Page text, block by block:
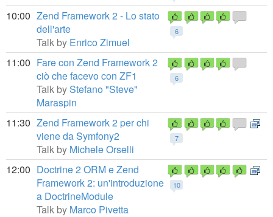
10:00
6
Zend Framework 2 - Lo stato
dell'arte
Talk by Enrico Zimuel
11:00
6
Fare con Zend Framework 2
ciò che facevo con ZF1
Talk byStefano "Steve"
Maraspin
11:30
7
Zend Framework 2 per chi
viene da Symfony2
Talk by Michele Orselli
12:00
10
Doctrine 2 ORM e Zend
Framework 2: un'introduzione
a DoctrineModule
Talk by Marco Pivetta